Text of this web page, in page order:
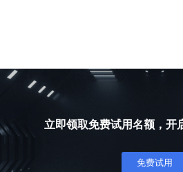
立即领取免费试用名额，开
免费试用